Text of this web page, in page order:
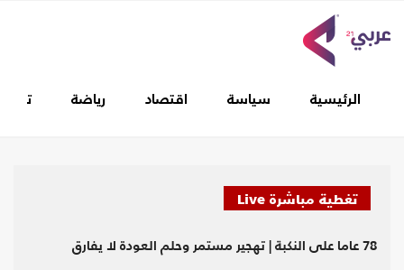
الرئيسية سياسة اقتصاد رياضة
تغطية مباشرة Live
78 عاما على النكبة | تهجير مستمر وحلم العودة لا يفارق